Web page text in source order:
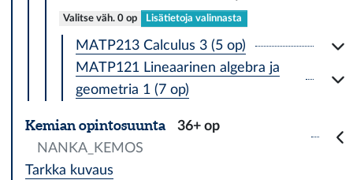
Valitse väh. 0 op Lisätietoja valinnasta
MATP213 Calculus 3 (5 op)
MATP121 Lineaarinen algebra ja
geometria 1 (7 op)
Kemian opintosuunta
36+ op
NANKA_KEMOS
Tarkka kuvaus